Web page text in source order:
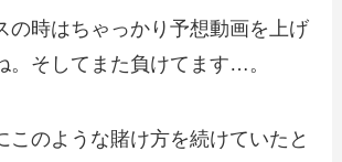
の時はちゃっかり予想動画を上げ
。そしてまた負けてます…。
このような賭け方を続けていたと